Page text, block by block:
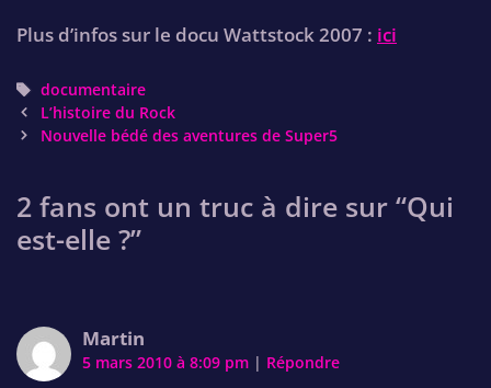
Plus d’infos sur le docu Wattstock 2007 : ici
Tags
documentaire
Post
navigation
L’histoire du Rock
Nouvelle bédé des aventures de Super5
2 fans ont un truc à dire sur “Qui
est-elle ?”
Martin
5 mars 2010 à 8:09 pm | Répondre